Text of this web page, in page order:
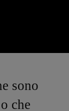
sono
che